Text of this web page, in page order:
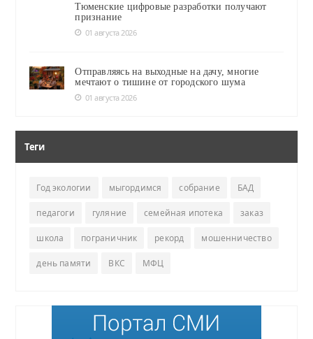
Тюменские цифровые разработки получают
признание
01 августа 2026
Отправляясь на выходные на дачу, многие
мечтают о тишине от городского шума
01 августа 2026
Теги
Год экологии мыгордимся собрание БАД
педагоги гуляние семейная ипотека заказ
школа пограничник рекорд мошенничество
день памяти ВКС МФЦ